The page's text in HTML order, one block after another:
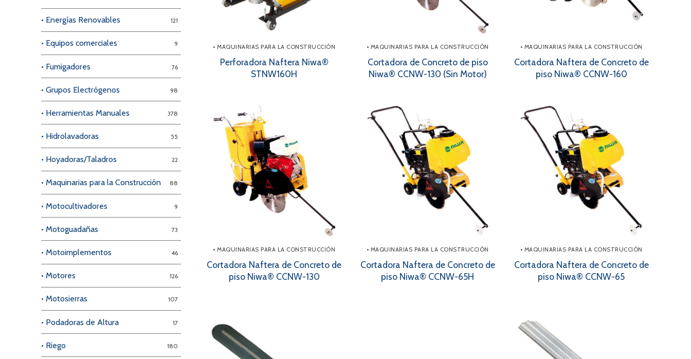
• MAQUINARIAS PARA LA CONSTRUCCIÓN
Perforadora Naftera Niwa®
STNW160H
• MAQUINARIAS PARA LA CONSTRUCCIÓN
Cortadora de Concreto de piso
Niwa® CCNW-130 (Sin Motor)
• MAQUINARIAS PARA LA CONSTRUCCIÓN
Cortadora Naftera de Concreto de
piso Niwa® CCNW-160
• MAQUINARIAS PARA LA CONSTRUCCIÓN
Cortadora Naftera de Concreto de
piso Niwa® CCNW-130
• MAQUINARIAS PARA LA CONSTRUCCIÓN
Cortadora Naftera de Concreto de
piso Niwa® CCNW-65H
• MAQUINARIAS PARA LA CONSTRUCCIÓN
Cortadora Naftera de Concreto de
piso Niwa® CCNW-65
• Energías Renovables 121
• Equipos comerciales 9
• Fumigadores 76
• Grupos Electrógenos 98
• Herramientas Manuales 378
• Hidrolavadoras 55
• Hoyadoras/Taladros 22
• Maquinarias para la Construcción 88
• Motocultivadores 9
• Motoguadañas 73
• Motoimplementos 46
• Motores 126
• Motosierras 107
• Podadoras de Altura 17
• Riego 180